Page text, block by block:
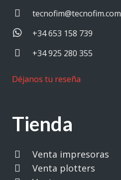
tecnofim@tecnofim.com
+34 653 158 739
+34 925 280 355
Déjanos tu reseña
Tienda
Venta impresoras
Venta plotters